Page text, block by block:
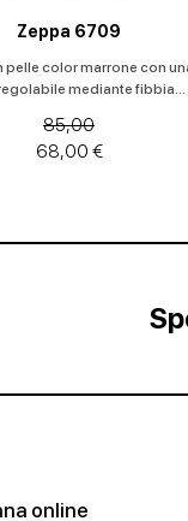
Zeppa 6709
pelle color marrone con
mediante fibbia...
85,00
68,00 €
online